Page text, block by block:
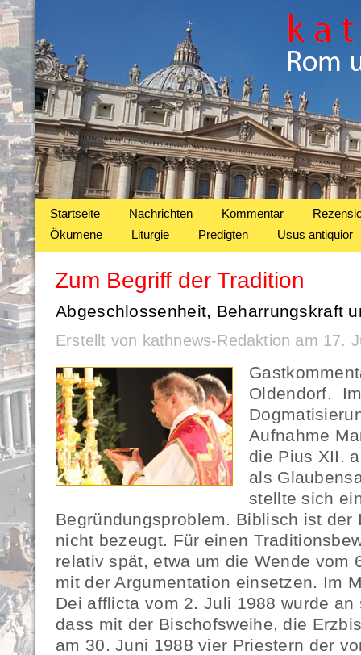
Startseite Nachrichten Kommentar
Ökumene
Liturgie Predigten Usus antiquior
Zum Begriff der Tradition
Abgeschlossenheit, Beharrungskraft
Erstellt von kathnews-Redaktion am 17.
Oldendorf.
Aufnahme
die Pius XII.
als
stellte sich
Begründungsproblem. Biblisch ist der
nicht bezeugt. Für einen
relativ spät, etwa um die Wende vom
mit der Argumentation einsetzen. Im
Dei afflicta vom 2. Juli 1988 wurde
dass mit der Bischofsweihe, die
am 30. Juni 1988 vier Priestern der